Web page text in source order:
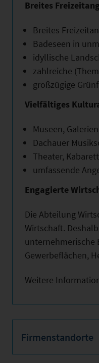
Breites
Breites
Badeseen in
idyllische
zahlreiche
großzügige
Vielfältiges
Museen,
Dachauer
Theater,
umfassende
Engagierte
Die Abteilung
Wirtschaft.
unternehmerische
Gewerbeflächen,
Weitere
Firmenstandorte